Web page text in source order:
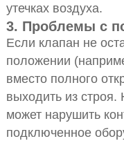
утечках воздуха.
3. Проблемы с
Если клапан не
положении
вместо полного
выходить из строя.
может нарушить
подключенное